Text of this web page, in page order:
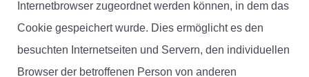
Internetbrowser zugeordnet werden können, in dem das
Cookie gespeichert wurde. Dies ermöglicht es den
besuchten Internetseiten und Servern, den individuellen
Browser der betroffenen Person von anderen